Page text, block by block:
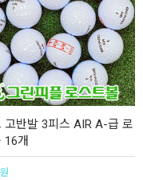
고반발 3피스 AIR A-급 로
16개
원